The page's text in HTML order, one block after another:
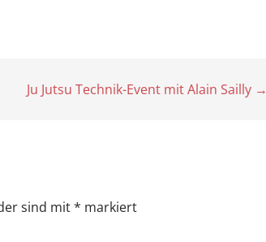
Ju Jutsu Technik-Event mit Alain Sailly →
sind mit* markiert